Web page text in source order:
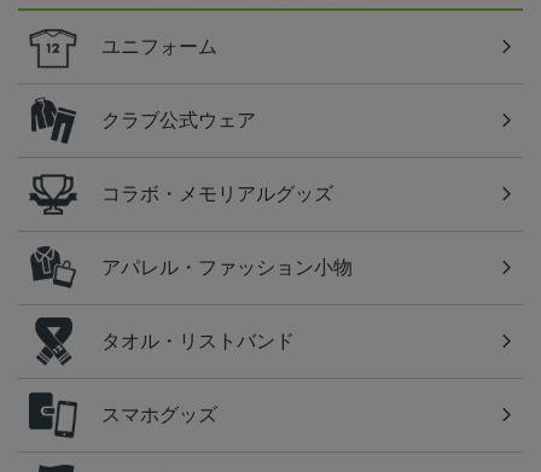
ユニフォーム
クラブ公式ウェア
コラボ・メモリアルグッズ
アパレル・ファッション小物
タオル・リストバンド
スマホグッズ